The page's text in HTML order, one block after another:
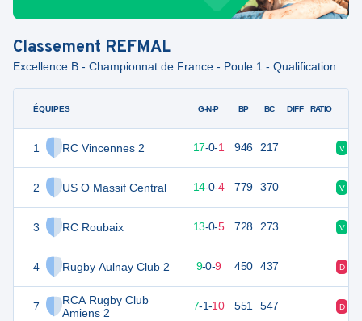
Classement REFMAL
Excellence B - Championnat de France - Poule 1 - Qualification
ÉQUIPES
1 RC Vincennes 2
2 US O Massif Central
3 RC Roubaix
4 Rugby Aulnay Club 2
7
RCA Rugby Club
Amiens 2
G-N-P BP BC DIFF RATIO
82 17-0-1 946 217 V
67 14-0-4 779 370 V
13-0-5 728 273 V
44 18 9-0-9 450 437 D
37 7-1-10 551 547 D